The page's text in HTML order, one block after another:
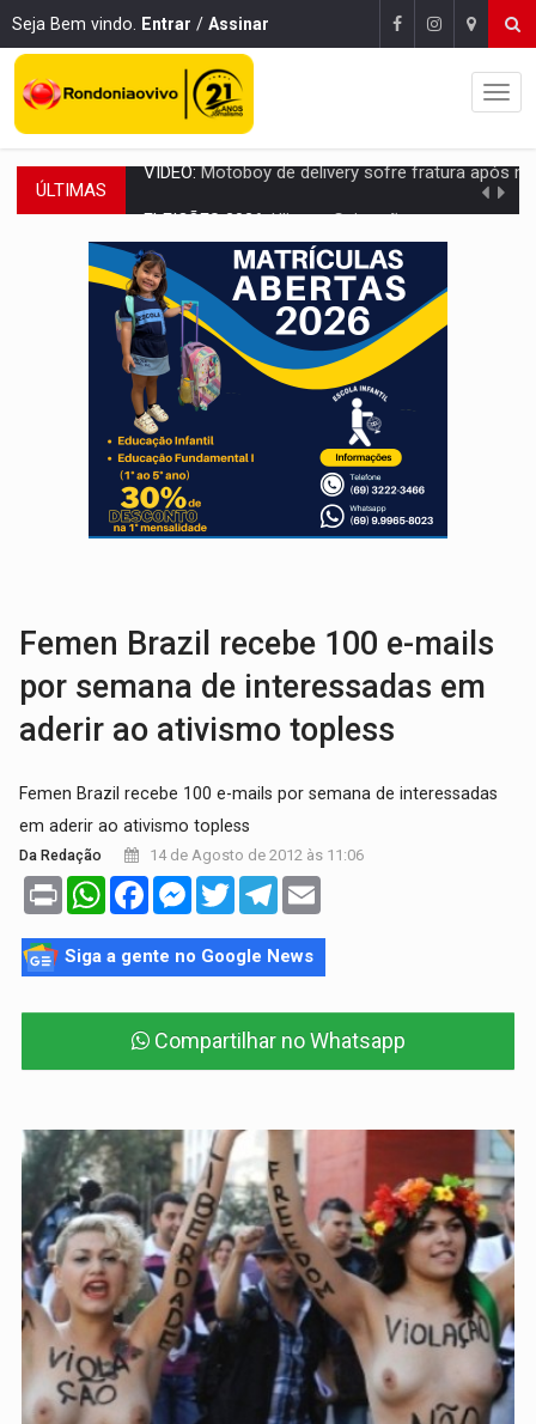
Seja Bem vindo. Entrar / Assinar
ÚLTIMAS Ulisses Guimarães e as nuvens no céu de Rondônia –
DECISÃO REVISADA:Nunes Marques reduz pena de Acir Gurgacz e declara
CONEXÃO RONDONIAOVIVO:Museólogo Antônio Ocampo lança livro
ELEIÇÕES 2026:Patrimônio de candidata a deputada federal do PL salta R$ 1
VÍDEO:Quadrilha é flagrada com cerca de 200 porções
BAIRRO TEIXEIRÃO: MPF cobra regularização fundiária da
SUCESSO NA ABERTURA:2ª Feira Rondônia Empreendedora segue no Espaço
REESTRUTURAÇÃO: Secretário da Seinfra de Porto Velho pede
Femen Brazil recebe 100 e-mails
por semana de interessadas em
aderir ao ativismo topless
Femen Brazil recebe 100 e-mails por semana de interessadas
em aderir ao ativismo topless
Da Redação 14 de Agosto de 2012 às 11:06
Print WhatsAppFacebookMessenger
TwitterTelegram
Siga a gente no Google News
Compartilhar no Whatsapp